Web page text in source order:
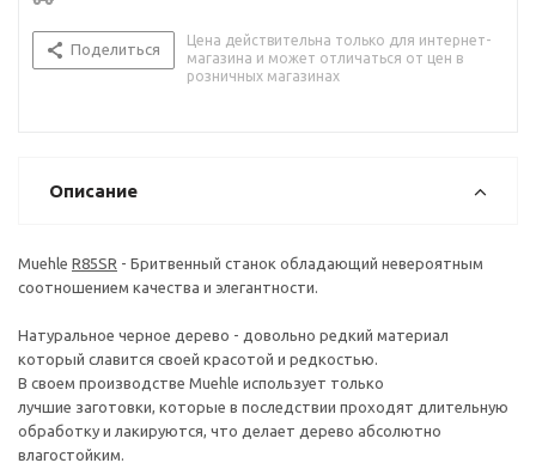
Поделиться
Цена действительна только для интернет-
магазина и может отличаться от цен в
розничных магазинах
Описание
Muehle R85SR - Бритвенный станок обладающий невероятным
соотношением качества и элегантности.
Натуральное черное дерево - довольно редкий материал
который славится своей красотой и редкостью.
В своем производстве Muehle использует только
лучшие заготовки, которые в последствии проходят длительную
обработку и лакируются, что делает дерево абсолютно
влагостойким.